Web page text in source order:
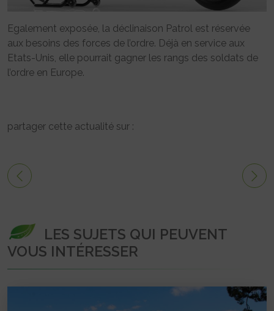
Egalement exposée, la déclinaison Patrol est réservée
aux besoins des forces de l’ordre. Déjà en service aux
Etats-Unis, elle pourrait gagner les rangs des soldats de
l’ordre en Europe.
partager cette actualité sur :
LES SUJETS QUI PEUVENT
VOUS INTÉRESSER